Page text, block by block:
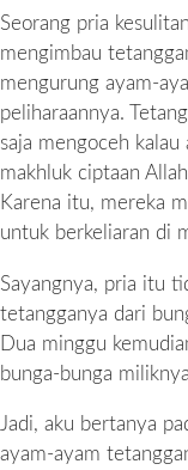
Seorang pria kesulitan
mengimbau
mengurung ayam-
peliharaannya.
saja mengoceh kalau
makhluk ciptaan
Karena itu, mereka
untuk berkeliaran di
Sayangnya, pria itu
tetangganya dari
Dua minggu
bunga-bunga
Jadi, aku bertanya
ayam-ayam